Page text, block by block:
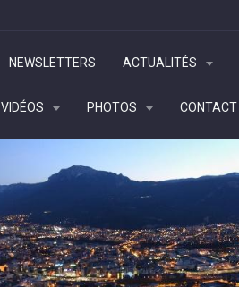
NEWSLETTERS ACTUALITÉS
VIDÉOS PHOTOS CONTACT